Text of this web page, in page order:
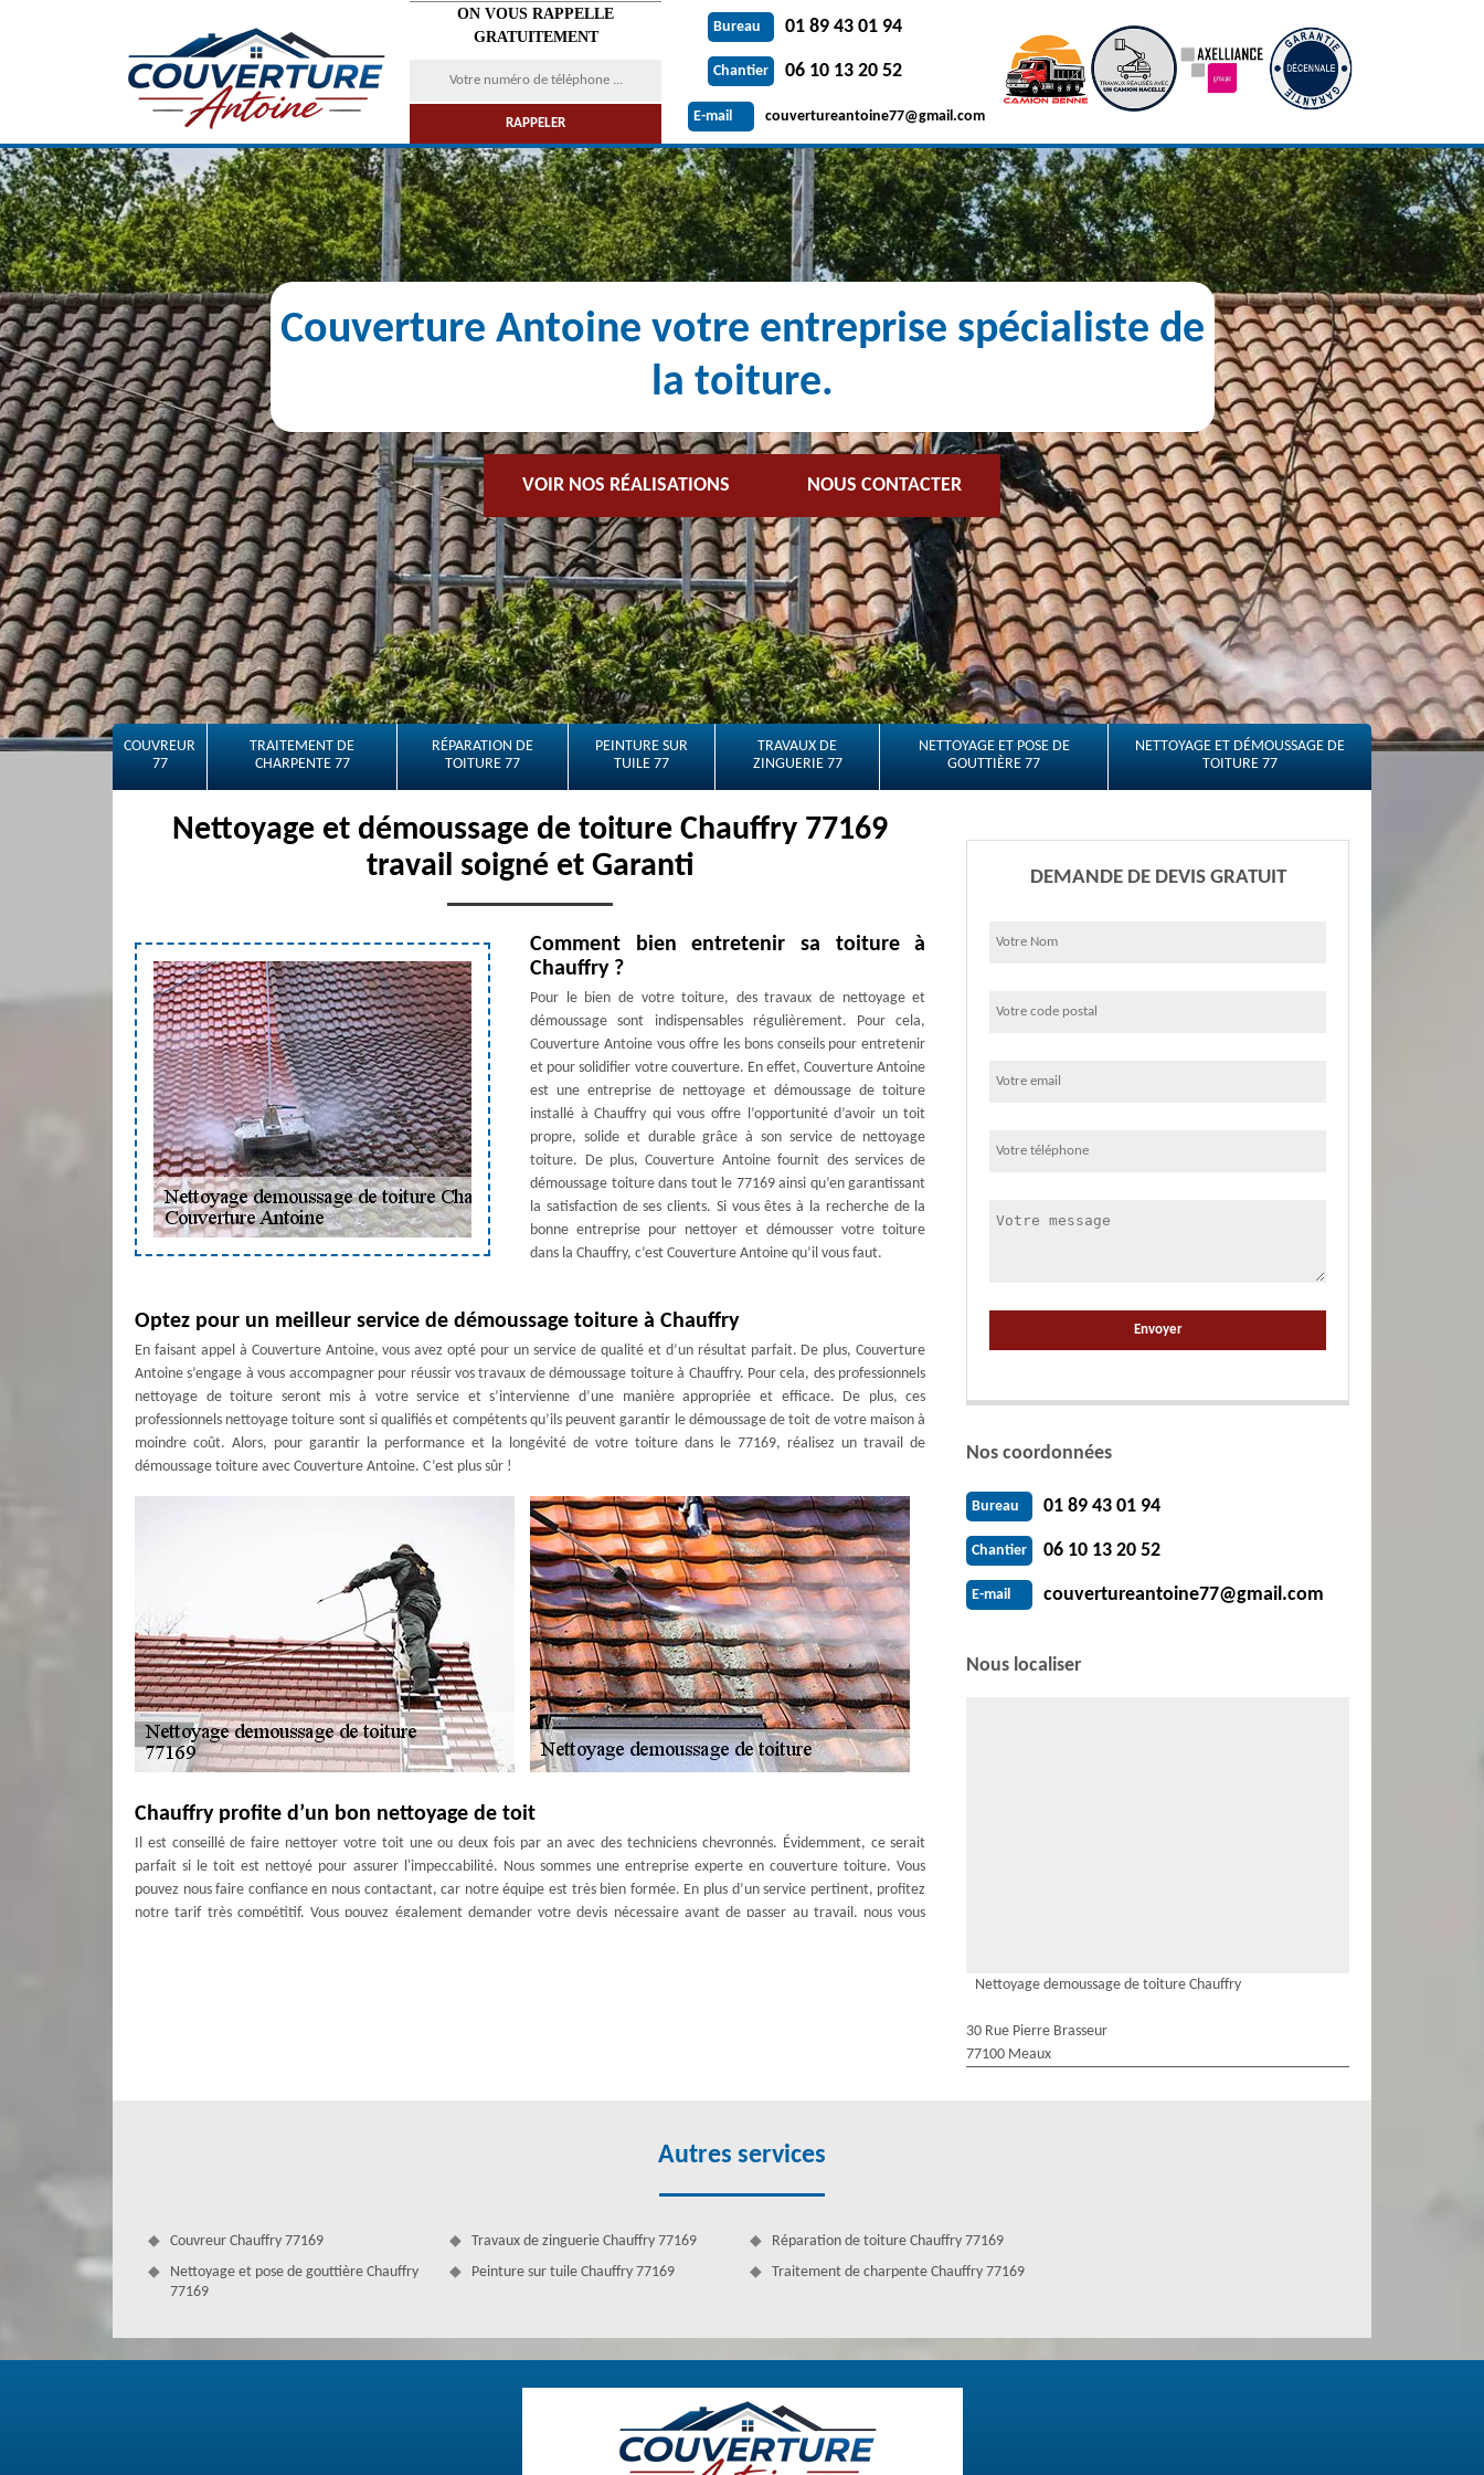
ON VOUS RAPPELLE
GRATUITEMENT
Bureau 01 89 43 01 94
Chantier 06 10 13 20 52
E-mail couvertureantoine77@gmail.com
Couverture Antoine votre entreprise spécialiste de
la toiture.
VOIR NOS RÉALISATIONS NOUS CONTACTER
COUVREUR
77
TRAITEMENT DE
CHARPENTE 77
RÉPARATION DE
TOITURE 77
PEINTURE SUR
TUILE 77
TRAVAUX DE
ZINGUERIE 77
NETTOYAGE ET POSE DE
GOUTTIÈRE 77
NETTOYAGE ET DÉMOUSSAGE DE
TOITURE 77
Nettoyage et démoussage de toiture Chauffry 77169
travail soigné et Garanti
Comment bien entretenir sa toiture à
Chauffry ?
Pour le bien de votre toiture, des travaux de nettoyage et
démoussage sont indispensables régulièrement. Pour cela,
Couverture Antoine vous offre les bons conseils pour entretenir
et pour solidifier votre couverture. En effet, Couverture Antoine
est une entreprise de nettoyage et démoussage de toiture
installé à Chauffry qui vous offre l’opportunité d’avoir un toit
propre, solide et durable grâce à son service de nettoyage
toiture. De plus, Couverture Antoine fournit des services de
démoussage toiture dans tout le 77169 ainsi qu’en garantissant
la satisfaction de ses clients. Si vous êtes à la recherche de la
bonne entreprise pour nettoyer et démousser votre toiture
dans la Chauffry, c’est Couverture Antoine qu’il vous faut.
Optez pour un meilleur service de démoussage toiture à Chauffry
En faisant appel à Couverture Antoine, vous avez opté pour un service de qualité et d’un résultat parfait. De plus, Couverture
Antoine s’engage à vous accompagner pour réussir vos travaux de démoussage toiture à Chauffry. Pour cela, des professionnels
nettoyage de toiture seront mis à votre service et s’intervienne d’une manière appropriée et efficace. De plus, ces
professionnels nettoyage toiture sont si qualifiés et compétents qu’ils peuvent garantir le démoussage de toit de votre maison à
moindre coût. Alors, pour garantir la performance et la longévité de votre toiture dans le 77169, réalisez un travail de
démoussage toiture avec Couverture Antoine. C’est plus sûr !
Chauffry profite d’un bon nettoyage de toit
Il est conseillé de faire nettoyer votre toit une ou deux fois par an avec des techniciens chevronnés. Évidemment, ce serait
parfait si le toit est nettoyé pour assurer l'impeccabilité. Nous sommes une entreprise experte en couverture toiture. Vous
pouvez nous faire confiance en nous contactant, car notre équipe est très bien formée. En plus d’un service pertinent, profitez
notre tarif très compétitif. Vous pouvez également demander votre devis nécessaire avant de passer au travail, nous vous
Réussir à nettoyer le toit dans le 77169 avec l’entreprise Couverture Antoine
DEMANDE DE DEVIS GRATUIT
Nos coordonnées
Bureau 01 89 43 01 94
Chantier 06 10 13 20 52
E-mail couvertureantoine77@gmail.com
Nous localiser
Nettoyage demoussage de toiture Chauffry
30 Rue Pierre Brasseur
77100 Meaux
Autres services
Couvreur Chauffry 77169
Nettoyage et pose de gouttière Chauffry
77169
Travaux de zinguerie Chauffry 77169
Peinture sur tuile Chauffry 77169
Réparation de toiture Chauffry 77169
Traitement de charpente Chauffry 77169